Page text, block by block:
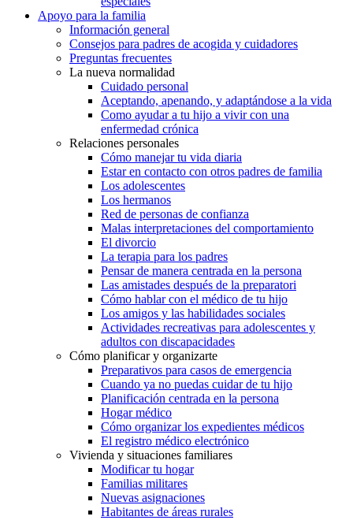
Apoyo para la familia
Información general
Consejos para padres de acogida y cuidadores
Preguntas frecuentes
La nueva normalidad
Cuidado personal
Aceptando, apenando, y adaptándose a la vida
Como ayudar a tu hijo a vivir con una
enfermedad crónica
Relaciones personales
Cómo manejar tu vida diaria
Estar en contacto con otros padres de familia
Los adolescentes
Los hermanos
Red de personas de confianza
Malas interpretaciones del comportamiento
El divorcio
La terapia para los padres
Pensar de manera centrada en la persona
Las amistades después de la preparatori
Cómo hablar con el médico de tu hijo
Los amigos y las habilidades sociales
Actividades recreativas para adolescentes y
adultos con discapacidades
Cómo planificar y organizarte
Preparativos para casos de emergencia
Cuando ya no puedas cuidar de tu hijo
Planificación centrada en la persona
Hogar médico
Cómo organizar los expedientes médicos
El registro médico electrónico
Vivienda y situaciones familiares
Modificar tu hogar
Familias militares
Nuevas asignaciones
Habitantes de áreas rurales